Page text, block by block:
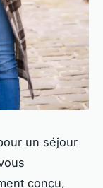
un séjour
conçu,